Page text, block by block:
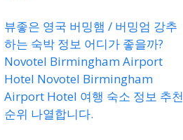
뷰좋은 영국 버밍햄 / 버밍엄 강추
하는 숙박 정보 어디가 좋을까?
Novotel Birmingham Airport
Hotel Novotel Birmingham
Airport Hotel 여행 숙소 정보 추천
순위 나열합니다.